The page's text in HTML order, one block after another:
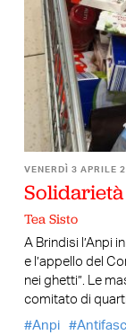
VENERDÌ 3 APRILE
Tea Sisto
A Brindisi l’Anpi
e l’appello del
nei ghetti”. Le
comitato di
Anpi